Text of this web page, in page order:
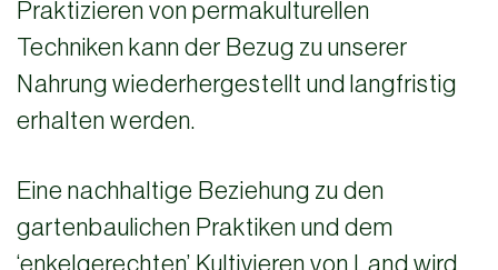
Praktizieren von permakulturellen
Techniken kann der Bezug zu unserer
Nahrung wiederhergestellt und langfristig
erhalten werden.
Eine nachhaltige Beziehung zu den
gartenbaulichen Praktiken und dem
‘enkelgerechten’ Kultivieren von Land wird